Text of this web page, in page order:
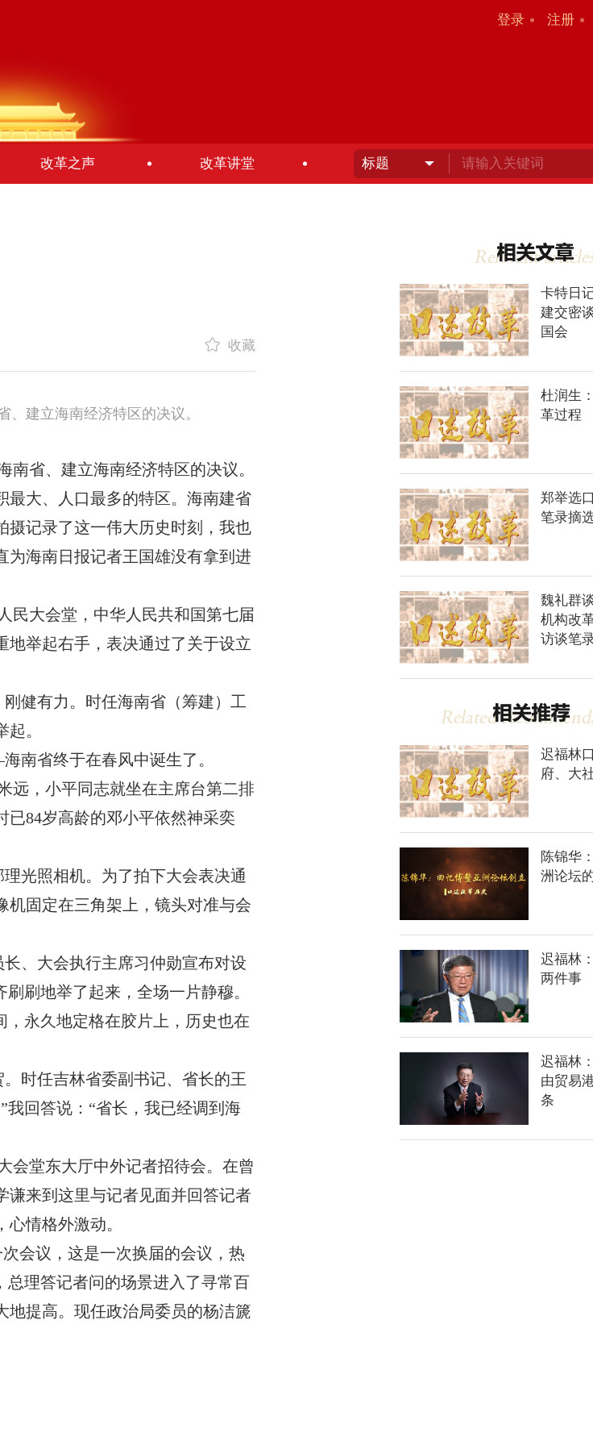
登录 注册
改革之声 改革讲堂
收藏
、建立海南经济特区的决议。
南省、建立海南经济特区的决议。
最大、人口最多的特区。海南建省
摄记录了这一伟大历史时刻，我也
为海南日报记者王国雄没有拿到进
民大会堂，中华人民共和国第七届
举起右手，表决通过了关于设立
健有力。时任海南省（筹建）工
。
南省终于在春风中诞生了。
远，小平同志就坐在主席台第二排
84岁高龄的邓小平依然神采奕
光照相机。为了拍下大会表决通
机固定在三角架上，镜头对准与会
、大会执行主席习仲勋宣布对设
刷地举了起来，全场一片静穆。
永久地定格在胶片上，历史也在
时任吉林省委副书记、省长的王
回答说：“省长，我已经调到海
会堂东大厅中外记者招待会。在曾
谦来到这里与记者见面并回答记者
心情格外激动。
会议，这是一次换届的会议，热
总理答记者问的场景进入了寻常百
地提高。现任政治局委员的杨洁篪
卡特日
建交密
国会
杜润生
革过程
郑举选
笔录摘
魏礼群
机构改
访谈笔
迟福林
府、大
陈锦华
洲论坛
迟福林
两件事
迟福林
由贸易
条